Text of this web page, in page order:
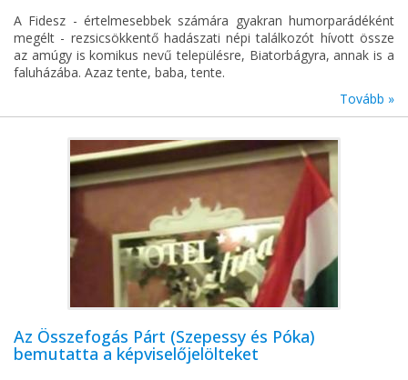
A Fidesz - értelmesebbek számára gyakran humorparádéként
megélt - rezsicsökkentő hadászati népi találkozót hívott össze
az amúgy is komikus nevű településre, Biatorbágyra, annak is a
faluházába. Azaz tente, baba, tente.
Tovább »
Az Összefogás Párt (Szepessy és Póka)
bemutatta a képviselőjelölteket